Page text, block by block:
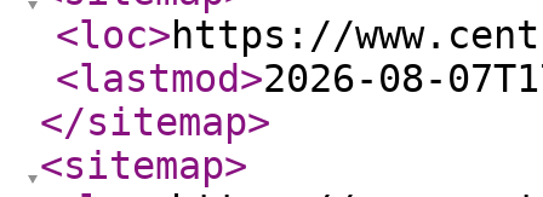
<loc>https://
<lastmod>2026-08-
</sitemap>
<sitemap>